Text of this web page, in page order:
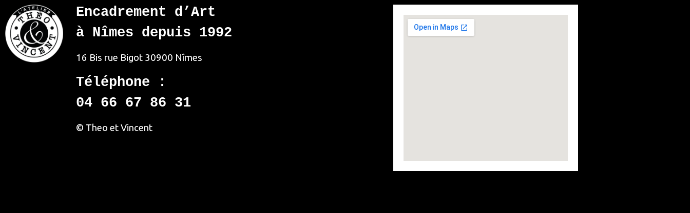
Encadrement d’Art
à Nîmes depuis 1992
16 Bis rue Bigot 30900 Nîmes
Téléphone :
04 66 67 86 31
© Theo et Vincent